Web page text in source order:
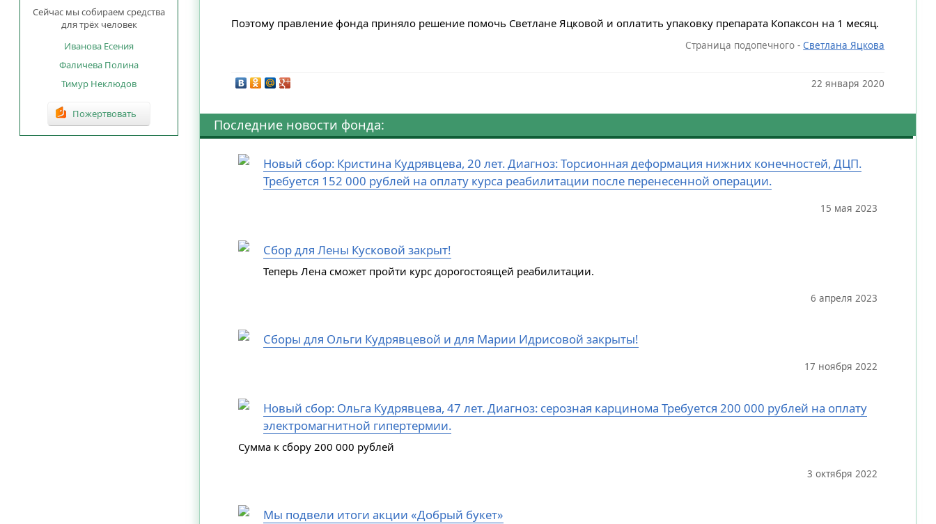
Сейчас мы собираем средства
для трёх человек
Иванова Есения
Фаличева Полина
Тимур Неклюдов
Пожертвовать
Поэтому правление фонда приняло решение помочь Светлане Яцковой и оплатить упаковку препарата Копаксон на 1 месяц.
Страница подопечного -Светлана Яцкова
22 января 2020
Последние новости фонда:
Новый сбор: Кристина Кудрявцева, 20 лет. Диагноз: Торсионная деформация нижних конечностей, ДЦП.
Требуется 152 000 рублей на оплату курса реабилитации после перенесенной операции.
15 мая 2023
Сбор для Лены Кусковой закрыт!
Теперь Лена сможет пройти курс дорогостоящей реабилитации.
6 апреля 2023
Сборы для Ольги Кудрявцевой и для Марии Идрисовой закрыты!
17 ноября 2022
Новый сбор: Ольга Кудрявцева, 47 лет. Диагноз: серозная карцинома Требуется 200 000 рублей на оплату
электромагнитной гипертермии.
Сумма к сбору 200 000 рублей
3 октября 2022
Мы подвели итоги акции «Добрый букет»